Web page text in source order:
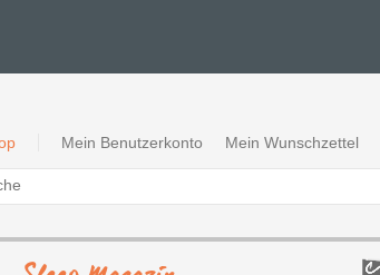
Mein Benutzerkonto Mein Wunschzettel